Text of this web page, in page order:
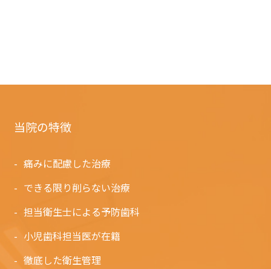
当院の特徴
痛みに配慮した治療
できる限り削らない治療
担当衛生士による予防歯科
小児歯科担当医が在籍
徹底した衛生管理